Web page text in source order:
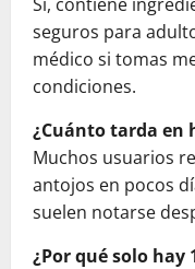
seguros para
médico si tomas
condiciones.
¿Cuánto tarda en
Muchos usuarios
antojos en pocos
suelen notarse
¿Por qué solo hay